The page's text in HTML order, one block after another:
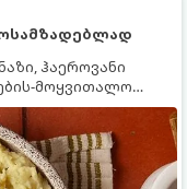
ჰაეროვანი
მოყვითალო
მაგრამ
უნდა
გამოვიდეს.